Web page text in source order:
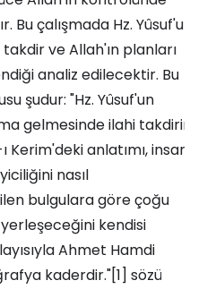
çalışmada Hz. Yûsuf'un
takdir ve Allah'ın planları
analiz edilecektir. Bu
şudur: "Hz. Yûsuf'un
gelmesinde ilahi takdirin
anlatımı, insan
nasıl
bulgulara göre çoğu
kendisi
Ahmet Hamdi
kaderdir."[1] sözü